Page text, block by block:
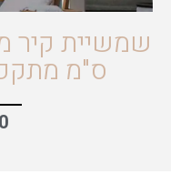
ס"מ